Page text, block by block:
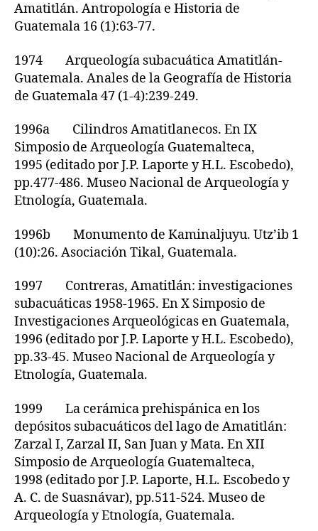
Amatitlán. Antropología e Historia de
Guatemala 16 (1):63-77.
1974 Arqueología subacuática Amatitlán-
Guatemala. Anales de la Geografía de Historia
de Guatemala 47 (1-4):239-249.
1996a Cilindros Amatitlanecos. En IX
Simposio de Arqueología Guatemalteca,
1995 (editado por J.P. Laporte y H.L. Escobedo),
pp.477-486. Museo Nacional de Arqueología y
Etnología, Guatemala.
1996b Monumento de Kaminaljuyu. Utz’ib 1
(10):26. Asociación Tikal, Guatemala.
1997 Contreras, Amatitlán: investigaciones
subacuáticas 1958-1965. En X Simposio de
Investigaciones Arqueológicas en Guatemala,
1996 (editado por J.P. Laporte y H.L. Escobedo),
pp.33-45. Museo Nacional de Arqueología y
Etnología, Guatemala.
1999 La cerámica prehispánica en los
depósitos subacuáticos del lago de Amatitlán:
Zarzal I, Zarzal II, San Juan y Mata. En XII
Simposio de Arqueología Guatemalteca,
1998 (editado por J.P. Laporte, H.L. Escobedo y
A. C. de Suasnávar), pp.511-524. Museo de
Arqueología y Etnología, Guatemala.